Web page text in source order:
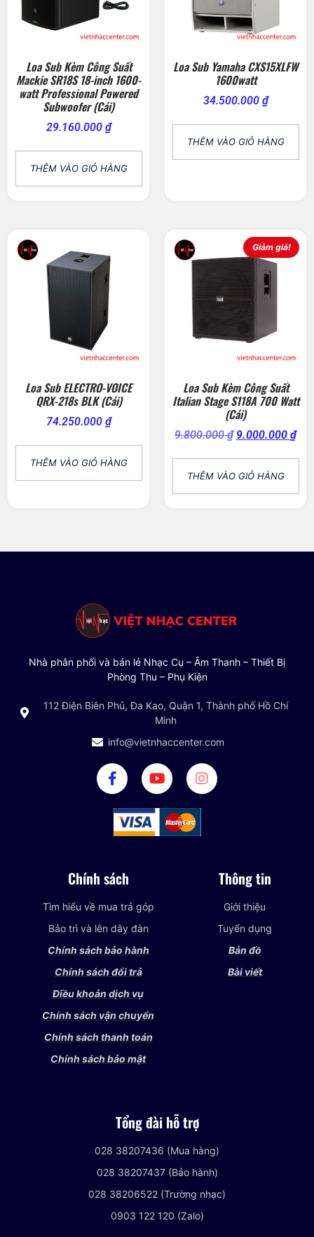
Loa Sub Kèm Công Suất
Mackie SR18S 18-inch 1600-
watt Professional Powered
Subwoofer (Cái)
29.160.000 ₫
THÊM VÀO GIỎ HÀNG
Loa Sub Yamaha CXS15XLFW
1600watt
34.500.000 ₫
THÊM VÀO GIỎ HÀNG
Loa Sub ELECTRO-VOICE
QRX-218s BLK (Cái)
74.250.000 ₫
THÊM VÀO GIỎ HÀNG
Giảm giá!
Loa Sub Kèm Công Suất
Italian Stage S118A 700 Watt
(Cái)
9.800.000₫ 9.000.000 ₫
THÊM VÀO GIỎ HÀNG
Nhà phân phối và bán lẻ Nhạc Cụ – Âm Thanh – Thiết Bị
Phòng Thu – Phụ Kiện
112 Điện Biên Phủ, Đa Kao, Quận 1, Thành phố Hồ Chí
Minh
info@vietnhaccenter.com
Chính sách
Tìm hiểu về mua trả góp
Bảo trì và lên dây đàn
Chính sách bảo hành
Chính sách đổi trả
Điều khoản dịch vụ
Chính sách vận chuyển
Chính sách thanh toán
Chính sách bảo mật
Thông tin
Giới thiệu
Tuyển dụng
Bản đồ
Bài viết
Tổng đài hỗ trợ
028 38207436 (Mua hàng)
028 38207437 (Bảo hành)
028 38206522 (Trường nhạc)
0903 122 120 (Zalo)